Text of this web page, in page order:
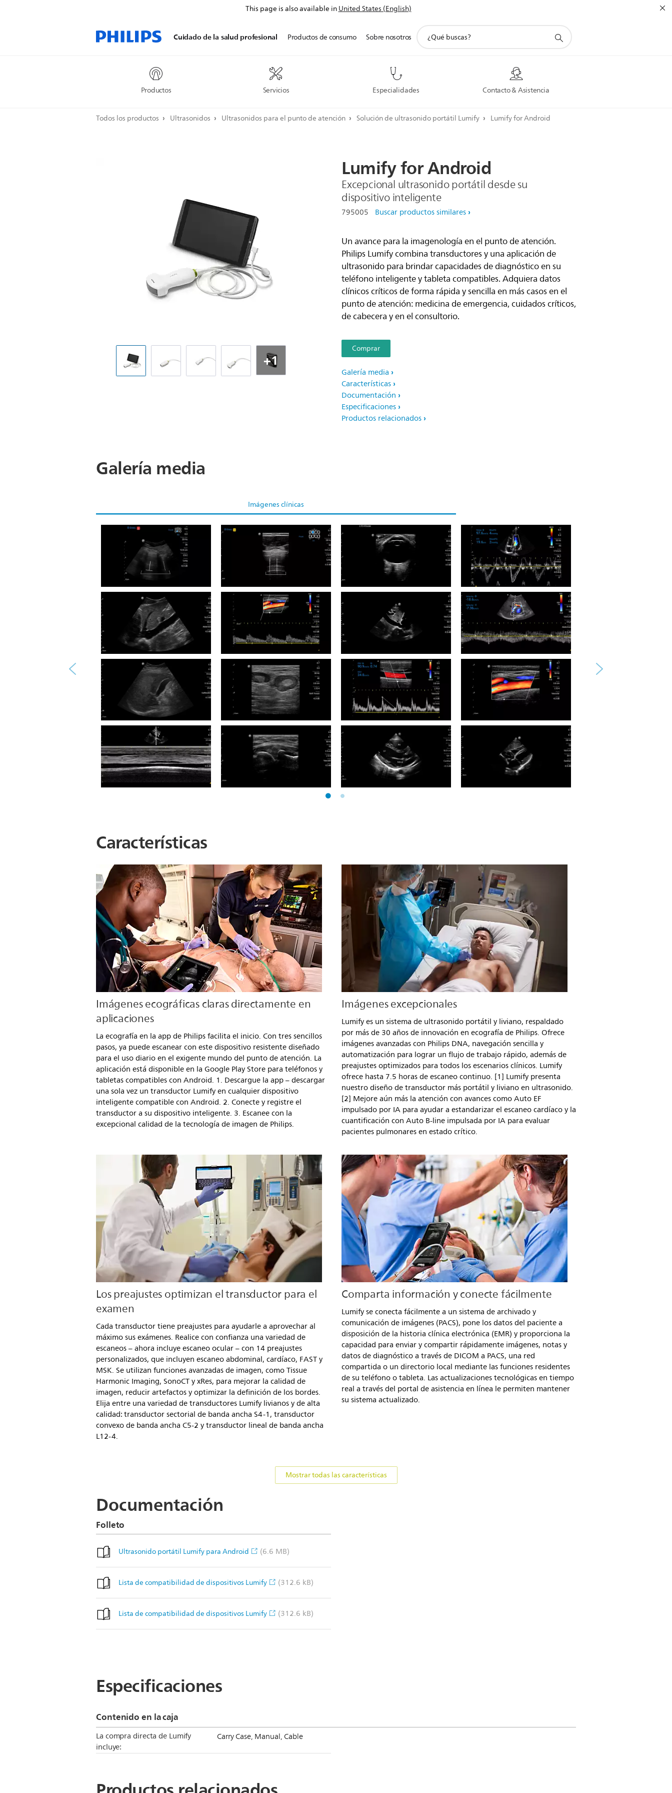
This page is also available inUnited States (English)
Cuidado de la salud profesional
Productos Servicios Especialidades Contacto & Asistencia
Productos de consumo Sobre nosotros
Todos los productos Ultrasonidos Ultrasonidos para el punto de atención Solución de ultrasonido portátil Lumify Lumify for Android
+1
LumifyforAndroid
Excepcional ultrasonido portátil desde su
dispositivo inteligente
795005 Buscar productos similares
Un avance para la imagenología en el punto de atención.
Philips Lumify combina transductores y una aplicación de
ultrasonido para brindar capacidades de diagnóstico en su
teléfono inteligente y tableta compatibles. Adquiera datos
clínicos críticos de forma rápida y sencilla en más casos en el
punto de atención: medicina de emergencia, cuidados críticos,
de cabecera y en el consultorio.
Comprar
Galería media
Características
Documentación
Especificaciones
Productos relacionados
Galería media
Imágenes clínicas
Medición del diámetro
biparietal en estudio
obstétrico en gestación de 26
semanas usando un
transductor C5-2.
Ecografía de pulmón con la
función Auto B-Lines usando
un transductor L12-4.
transductor L12-4.
Vista longitudinal del
abdomen con VCI usando un
transductor S5-2.
Vista de arteria carótida
interna con Doppler color y
de onda pulsada usando un
transductor L12-4.
Vista de vena porta con
Doppler color y de onda
pulsada usando un
transductor C5-2.
Ecografía de hígado con
esteatosis hepática usando un
transductor C5-2
Vista de ganglios linfáticos
agrandados usando un
transductor L12-4.
Vista de arteria carótida
común con Doppler color y de
onda pulsada e índice
resistivo (RI) usando un
transductor L12-4.
arteria carótida con Doppler
color usando un transductor
Características
Imágenes ecográficas claras directamente en
aplicaciones
La ecografía en la app de Philips facilita el inicio. Con tres sencillos
pasos, ya puede escanear con este dispositivo resistente diseñado
para el uso diario en el exigente mundo del punto de atención. La
aplicación está disponible en la Google Play Store para teléfonos y
tabletas compatibles con Android. 1. Descargue la app – descargar
una sola vez un transductor Lumify en cualquier dispositivo
inteligente compatible con Android. 2. Conecte y registre el
transductor a su dispositivo inteligente. 3. Escanee con la
excepcional calidad de la tecnología de imagen de Philips.
Imágenes excepcionales
Lumify es un sistema de ultrasonido portátil y liviano, respaldado
por más de 30 años de innovación en ecografía de Philips. Ofrece
imágenes avanzadas con Philips DNA, navegación sencilla y
automatización para lograr un flujo de trabajo rápido, además de
preajustes optimizados para todos los escenarios clínicos. Lumify
ofrece hasta 7.5 horas de escaneo continuo. [1] Lumify presenta
nuestro diseño de transductor más portátil y liviano en ultrasonido.
[2] Mejore aún más la atención con avances como Auto EF
impulsado por IA para ayudar a estandarizar el escaneo cardíaco y la
cuantificación con Auto B-line impulsada por IA para evaluar
pacientes pulmonares en estado crítico.
Los preajustes optimizan el transductor para el
examen
Cada transductor tiene preajustes para ayudarle a aprovechar al
máximo sus exámenes. Realice con confianza una variedad de
escaneos – ahora incluye escaneo ocular – con 14 preajustes
personalizados, que incluyen escaneo abdominal, cardíaco, FAST y
MSK. Se utilizan funciones avanzadas de imagen, como Tissue
Harmonic Imaging, SonoCT y xRes, para mejorar la calidad de
imagen, reducir artefactos y optimizar la definición de los bordes.
Elija entre una variedad de transductores Lumify livianos y de alta
calidad: transductor sectorial de banda ancha S4-1, transductor
convexo de banda ancha C5-2 y transductor lineal de banda ancha
L12-4.
Comparta información y conecte fácilmente
Lumify se conecta fácilmente a un sistema de archivado y
comunicación de imágenes (PACS), pone los datos del paciente a
disposición de la historia clínica electrónica (EMR) y proporciona la
capacidad para enviar y compartir rápidamente imágenes, notas y
datos de diagnóstico a través de DICOM a PACS, una red
compartida o un directorio local mediante las funciones residentes
de su teléfono o tableta. Las actualizaciones tecnológicas en tiempo
real a través del portal de asistencia en línea le permiten mantener
su sistema actualizado.
Mostrar todas las características
Documentación
Folleto
Ultrasonido portátil Lumify para Android (6.6 MB)
Lista de compatibilidad de dispositivos Lumify (312.6 kB)
Lista de compatibilidad de dispositivos Lumify (312.6 kB)
Especificaciones
Contenido en la caja
La compra directa de Lumify
incluye:
Carry Case, Manual, Cable